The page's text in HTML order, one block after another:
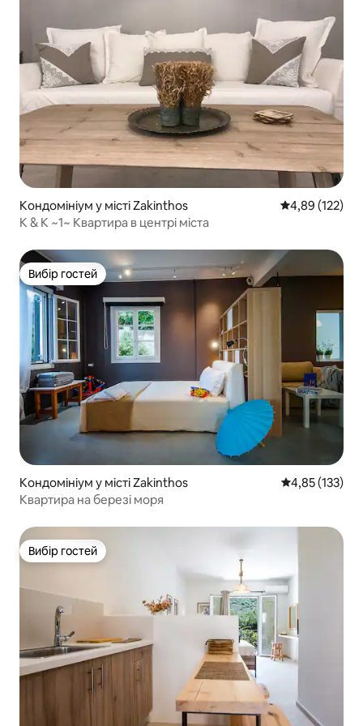
Кондомініум у місті Zakinthos Середня
4,89 (122)
K & K ~1~ Квартира в центрі міста
Вибір гостей
Вибір гостей
Кондомініум у місті Zakinthos Середня
4,85 (133)
Квартира на березі моря
Вибір гостей
Вибір гостей